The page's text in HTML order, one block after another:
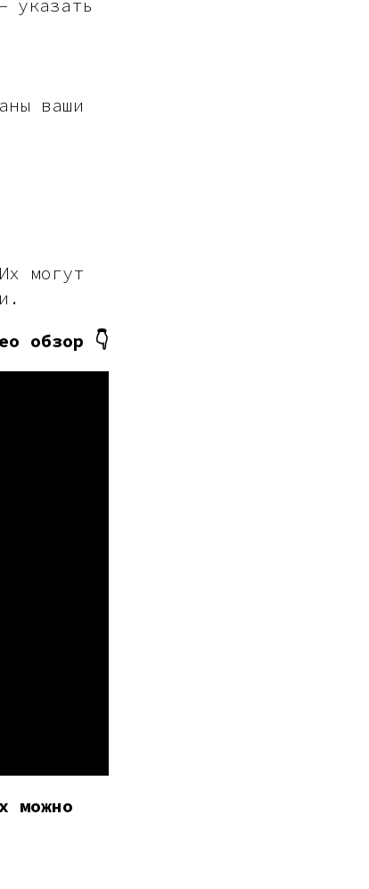
указать
ваши
могут
обзор 👇
можно